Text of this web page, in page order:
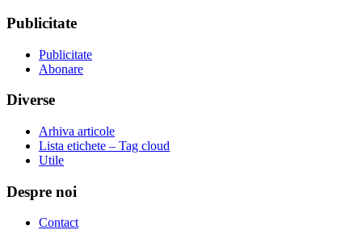
Publicitate
Publicitate
Abonare
Diverse
Arhiva articole
Lista etichete – Tag cloud
Utile
Despre noi
Contact